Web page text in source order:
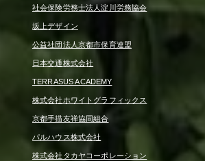
社会保険労務士法人淀川労務協会
坂上デザイン
公益社団法人京都市保育連盟
日本交通株式会社
TERRASUS ACADEMY
株式会社ホワイトグラフィックス
京都手描友禅協同組合
パルハウス株式会社
株式会社タカヤコーポレーション